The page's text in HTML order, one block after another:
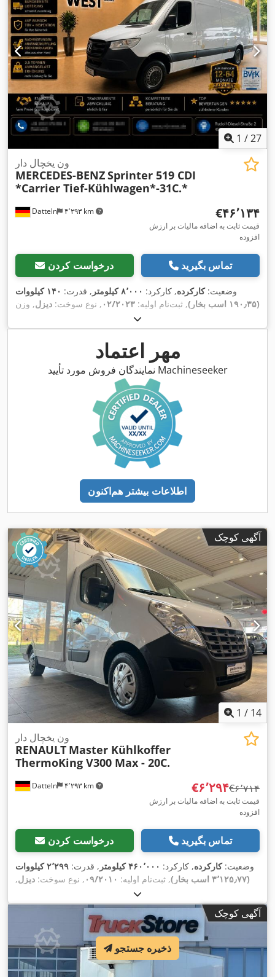
1 /27
Datteln ۴٬۲۹۳ km
ون یخچال دار
MERCEDES-BENZSprinter 519 CDI
*Carrier Tief-Kühlwagen*-31C.*
‎€۴۶٬۱۳۴
قیمت ثابت به اضافه مالیات بر ارزش
افزوده
درخواست کردن تماس بگیرید
وضعیت:کارکرده, کارکرد: ۸٬۰۰۰ کیلومتر , قدرت:
۱۴۰ کیلووات
(۱۹۰٫۳۵ اسب بخار)
, ثبت‌نام اولیه: ۰۲/۲۰۲۳ , نوع سوخت: دیزل, وزن
, نوع چرخ‌دنده:
یورو ۶ , تعداد صندلی‌ها:۲, طول فضای بارگیری:۴٬۸۰۰ میلی‌متر
,
اِی‌بی‌اِس‎, سیستم ناوبری, فیلتر دوده, قفل مرکزی
مهر اعتماد
نمایندگان فروش مورد تأیید Machineseeker
اطلاعات بیشتر هم‌اکنون
آگهی کوچک
1 / 14
Datteln ۴٬۲۹۳ km
ون یخچال دار
RENAULT Master Kühlkoffer
ThermoKing V300 Max - 20C.
‎€۶٬۲۹۴ ‎€۶٬۷۱۴
قیمت ثابت به اضافه مالیات بر ارزش
افزوده
درخواست کردن تماس بگیرید
وضعیت:کارکرده, کارکرد: ۴۶۰٬۰۰۰ کیلومتر , قدرت:
۲٬۲۹۹ کیلووات
(۳٬۱۲۵٫۷۷ اسب بخار)
, ثبت‌نام اولیه: ۰۹/۲۰۱۰ , نوع سوخت: دیزل,
سفید
انتشار:یورو ۵ , تعداد صندلی‌ها:۳, تجهیزات:اِی‌بی‌اِس‎, تهویه مطبوع,
فیلتر دوده, قفل مرکزی, آگهی کوچک
ذخیره جستجو